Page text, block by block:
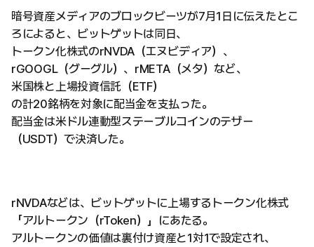
暗号資産メディアのブロックビーツが7月1日に伝えたとこ
ろによると、ビットゲットは同日、
トークン化株式のrNVDA（エヌビディア）、
rGOOGL（グーグル）、rMETA（メタ）など、
米国株と上場投資信託（ETF）
の計20銘柄を対象に配当金を支払った。
配当金は米ドル連動型ステーブルコインのテザー
（USDT）で決済した。
rNVDAなどは、ビットゲットに上場するトークン化株式
「アルトークン（rToken）」にあたる。
アルトークンの価値は裏付け資産と1対1で設定され、